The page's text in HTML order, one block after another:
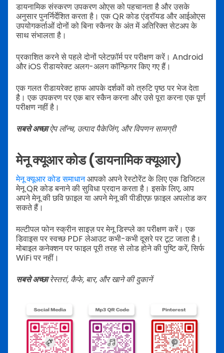
डायनामिक संस्करण उपकरण ओएस को पहचानता है और उसके
अनुसार पुनर्निर्देशित करता है। एक QR कोड एंड्रॉयड और आईओएस
उपयोगकर्ताओं दोनों को बिना स्कैनर के अंत में अतिरिक्त सेटअप के
साथ संभालता है।
प्रकाशित करने से पहले दोनों प्लेटफ़ॉर्म पर परीक्षण करें। Android
और iOS रीडायरेक्ट अलग-अलग कॉन्फ़िगर किए गए हैं।
एक गलत रीडायरेक्ट हाफ आपके दर्शकों को त्रुटि पृष्ठ पर भेज देता
है। एक उपकरण पर एक बार स्कैन करना और उसे पूरा करना एक पूर्ण
परीक्षण नहीं है।
सबसे अच्छाऐप लॉन्च, उत्पाद पैकेजिंग, और विपणन सामग्री
मेनू क्यूआर कोड (डायनामिक क्यूआर)
मेनू क्यूआर कोड समाधानआपको अपने रेस्टोरेंट के लिए एक डिजिटल
मेनू QR कोड बनाने की सुविधा प्रदान करता है। इसके लिए, आप
अपने मेनू की छवि फ़ाइल या अपने मेनू की पीडीएफ़ फ़ाइल अपलोड कर
सकते हैं।
मल्टीपल फोन स्क्रीन साइज़ पर मेनू डिस्प्ले का परीक्षण करें। एक
डिवाइस पर स्वच्छ PDF लेआउट कभी-कभी दूसरे पर टूट जाता है।
मोबाइल कनेक्शन पर फाइल पूरी तरह से लोड होने की पुष्टि करें, सिर्फ
WiFi पर नहीं।
सबसे अच्छारेस्तरां, कैफे, बार, और खाने की दुकानें